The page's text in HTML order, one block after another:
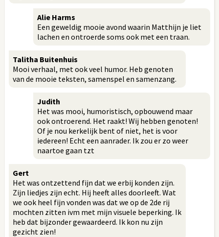
Alie Harms
Een geweldig mooie avond waarin Matthijn je liet
lachen en ontroerde soms ook met een traan.
Talitha Buitenhuis
Mooi verhaal, met ook veel humor. Heb genoten
van de mooie teksten, samenspel en samenzang.
Judith
Het was mooi, humoristisch, opbouwend maar
ook ontroerend. Het raakt! Wij hebben genoten!
Of je nou kerkelijk bent of niet, het is voor
iedereen! Echt een aanrader. Ik zou er zo weer
naartoe gaan tzt
Gert
Het was ontzettend fijn dat we erbij konden zijn.
Zijn liedjes zijn echt. Hij heeft alles doorleeft. Wat
we ook heel fijn vonden was dat we op de 2de rij
mochten zitten ivm met mijn visuele beperking. Ik
heb dat bijzonder gewaardeerd. Ik kon nu zijn
gezicht zien!